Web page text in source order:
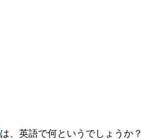
は、英語で何というでしょうか？